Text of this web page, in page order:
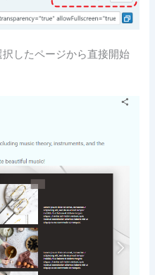
したページから直接開始